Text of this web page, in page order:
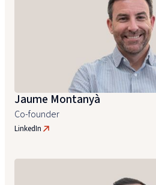
Jaume Montanyà
Co-founder
LinkedIn